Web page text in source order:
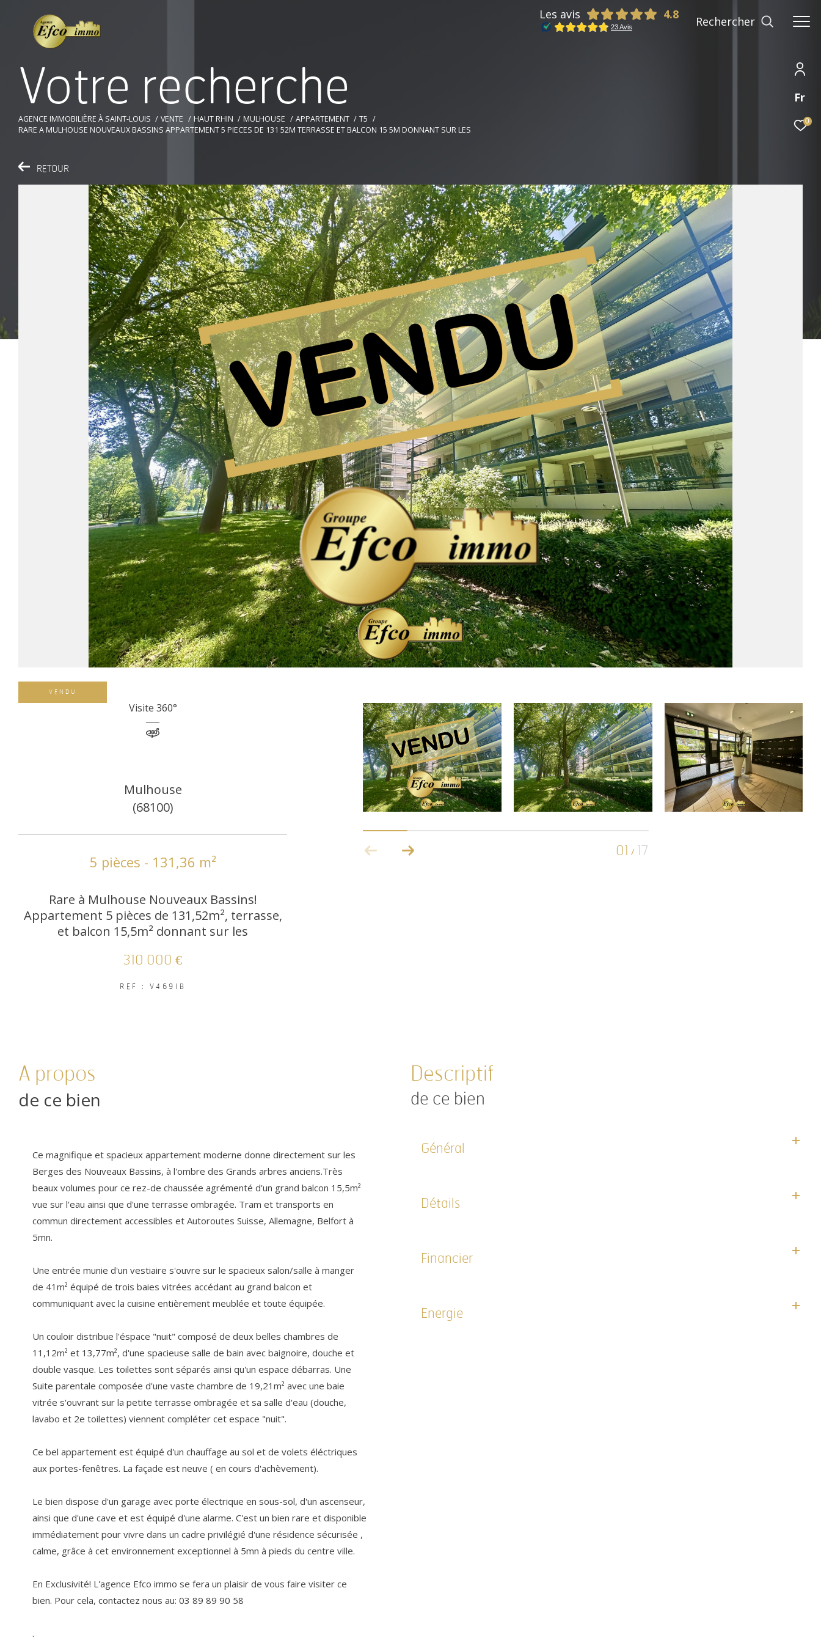
Fr
0
Les avis Rechercher
Votre recherche
AGENCE IMMOBILIÈRE À SAINT-LOUIS VENTE HAUT RHIN MULHOUSE APPARTEMENT
T5
RARE A MULHOUSE NOUVEAUX BASSINS APPARTEMENT 5 PIECES DE 131 52M TERRASSE ET BALCON 15 5M DONNANT SUR LES
RETOUR
VENDU
01 / 17
Mulhouse
(68100)
5 pièces - 131,36 m²
Rare à Mulhouse Nouveaux Bassins!
Appartement 5 pièces de 131,52m², terrasse,
et balcon 15,5m² donnant sur les
310 000 €
REF : V469IB
Visite 360°
a propos
de ce bien
Ce magnifique et spacieux appartement moderne donne directement sur les
Berges des Nouveaux Bassins, à l'ombre des Grands arbres anciens.Très
beaux volumes pour ce rez-de chaussée agrémenté d'un grand balcon 15,5m²
vue sur l'eau ainsi que d'une terrasse ombragée. Tram et transports en
commun directement accessibles et Autoroutes Suisse, Allemagne, Belfort à
5mn.
Une entrée munie d'un vestiaire s'ouvre sur le spacieux salon/salle à manger
de 41m² équipé de trois baies vitrées accédant au grand balcon et
communiquant avec la cuisine entièrement meublée et toute équipée.
Un couloir distribue l'éspace "nuit" composé de deux belles chambres de
11,12m² et 13,77m², d'une spacieuse salle de bain avec baignoire, douche et
double vasque. Les toilettes sont séparés ainsi qu'un espace débarras. Une
Suite parentale composée d'une vaste chambre de 19,21m² avec une baie
vitrée s'ouvrant sur la petite terrasse ombragée et sa salle d'eau (douche,
lavabo et 2e toilettes) viennent compléter cet espace "nuit".
Ce bel appartement est équipé d'un chauffage au sol et de volets éléctriques
aux portes-fenêtres. La façade est neuve ( en cours d'achèvement).
Le bien dispose d'un garage avec porte électrique en sous-sol, d'un ascenseur,
ainsi que d'une cave et est équipé d'une alarme. C'est un bien rare et disponible
immédiatement pour vivre dans un cadre privilégié d'une résidence sécurisée ,
calme, grâce à cet environnement exceptionnel à 5mn à pieds du centre ville.
En Exclusivité! L'agence Efco immo se fera un plaisir de vous faire visiter ce
bien. Pour cela, contactez nous au: 03 89 89 90 58
.
descriptif
de ce bien
Général
Détails
Financier
Energie